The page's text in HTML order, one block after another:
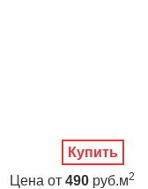
Цена от 490 руб.м2
Купить